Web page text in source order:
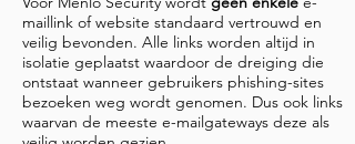
maillink of website standaard vertrouwd en
veilig bevonden. Alle links worden altijd in
isolatie geplaatst waardoor de dreiging die
ontstaat wanneer gebruikers phishing-sites
bezoeken weg wordt genomen. Dus ook links
waarvan de meeste e-mailgateways deze als